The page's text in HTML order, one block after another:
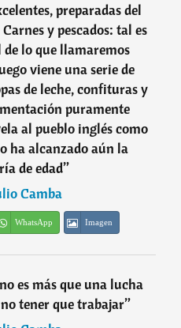
preparadas del
y pescados: tal es
lo que llamaremos
viene una serie de
de leche, confituras y
puramente
al pueblo inglés como
ha alcanzado aún la
de edad”
Camba
WhatsApp Imagen
es más que una lucha
tener que trabajar”